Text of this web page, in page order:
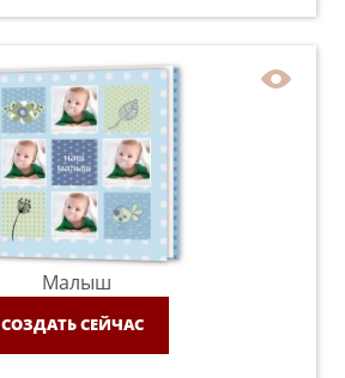
Малыш
СОЗДАТЬ СЕЙЧАС